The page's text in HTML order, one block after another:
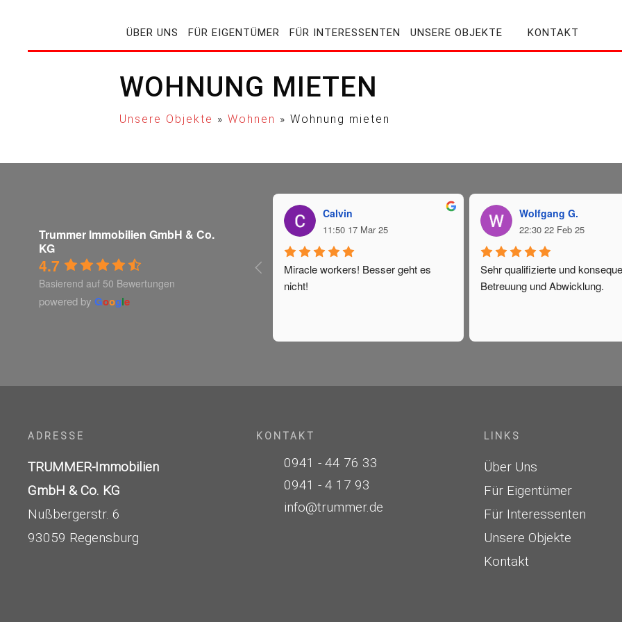
ÜBER UNS FÜR EIGENTÜMER FÜR INTERESSENTEN UNSERE OBJEKTE KONTAKT
WOHNUNG MIETEN
Unsere Objekte » Wohnen » Wohnung mieten
Trummer Immobilien GmbH & Co.
KG
4.7
Basierend auf 50 Bewertungen
powered by Google
Calvin
11:50 17 Mar 25
Miracle workers! Besser geht es
nicht!
Wolfgang G.
22:30 22 Feb 25
Sehr qualifizierte und
Betreuung und Abwicklung.
ADRESSE
TRUMMER-Immobilien
GmbH & Co. KG
Nußbergerstr. 6
93059 Regensburg
KONTAKT
0941 - 44 76 33
0941 - 4 17 93
info@trummer.de
LINKS
Über Uns
Für Eigentümer
Für Interessenten
Unsere Objekte
Kontakt